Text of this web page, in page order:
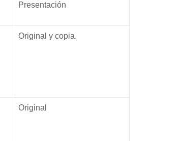
Presentación
Original y copia.
Original